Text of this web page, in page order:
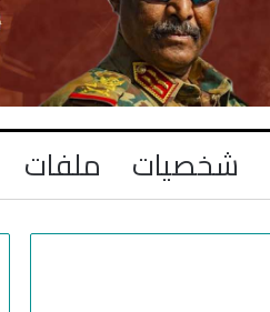
شخصيات ملفات